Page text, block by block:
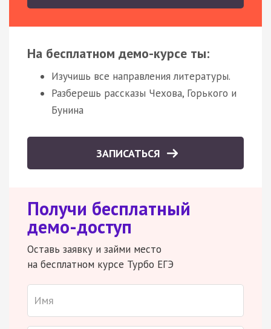
На бесплатном демо-курсе ты:
Изучишь все направления литературы.
Разберешь рассказы Чехова, Горького и
Бунина
ЗАПИСАТЬСЯ
Получи бесплатный
демо-доступ
Оставь заявку и займи место
на бесплатном курсе Турбо ЕГЭ